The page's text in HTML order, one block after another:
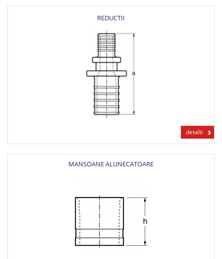
REDUCTII
detalii
MANSOANE ALUNECATOARE